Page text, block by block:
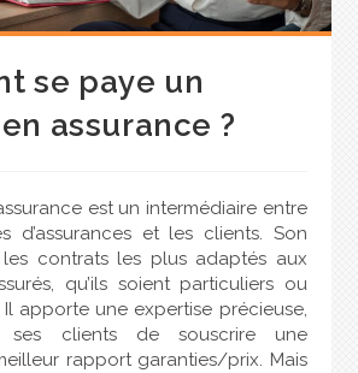
se paye un
assurance ?
est un intermédiaire entre
d’assurances et les clients. Son
contrats les plus adaptés aux
qu’ils soient particuliers ou
Il apporte une expertise précieuse,
ses clients de souscrire une
rapport garanties/prix. Mais